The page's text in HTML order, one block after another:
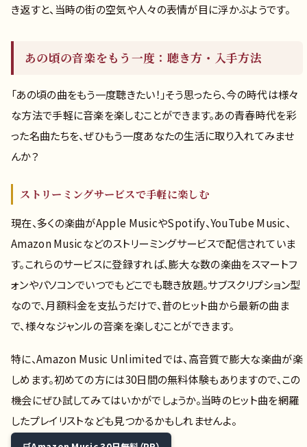
き返すと、当時の街の空気や人々の表情が目に浮かぶようです。
あの頃の音楽をもう一度：聴き方・入手方法
「あの頃の曲をもう一度聴きたい！」そう思ったら、今の時代は様々
な方法で手軽に音楽を楽しむことができます。あの青春時代を彩
った名曲たちを、ぜひもう一度あなたの生活に取り入れてみませ
んか？
ストリーミングサービスで手軽に楽しむ
現在、多くの楽曲がApple MusicやSpotify、YouTube Music、
Amazon Musicなどのストリーミングサービスで配信されていま
す。これらのサービスに登録すれば、膨大な数の楽曲をスマートフ
ォンやパソコンでいつでもどこでも聴き放題。サブスクリプション型
なので、月額料金を支払うだけで、昔のヒット曲から最新の曲ま
で、様々なジャンルの音楽を楽しむことができます。
特に、Amazon Music Unlimitedでは、高音質で膨大な楽曲が楽
しめます。初めての方には30日間の無料体験もありますので、この
機会にぜひ試してみてはいかがでしょうか。当時のヒット曲を網羅
したプレイリストなども見つかるかもしれませんよ。